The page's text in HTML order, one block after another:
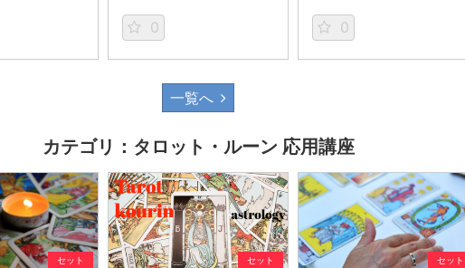
0 0
一覧へ
カテゴリ：タロット・ルーン 応用講座
セット セット セット